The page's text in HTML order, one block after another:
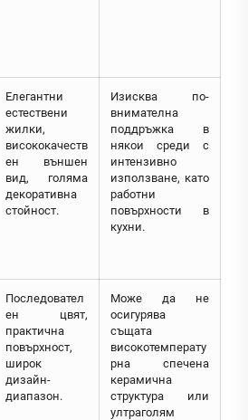
Елегантни
естествени
жилки,
висококачеств
ен външен
вид, голяма
декоративна
стойност.
Изисква по-
внимателна
поддръжка в
някои среди с
интензивно
използване, като
работни
повърхности в
кухни.
Последовател
ен цвят,
практична
повърхност,
широк
дизайн-
диапазон.
Може да не
осигурява
същата
високотемперату
рна спечена
керамична
структура или
ултраголям